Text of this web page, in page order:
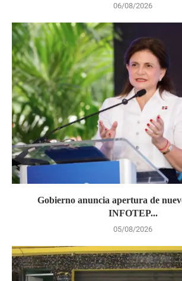
06/08/2026
Gobierno anuncia apertura de
INFOTEP...
05/08/2026